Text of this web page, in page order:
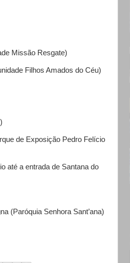
Missão Resgate)
Filhos Amados do Céu)
de Exposição Pedro Felício
até a entrada de Santana do
(Paróquia Senhora Sant’ana)